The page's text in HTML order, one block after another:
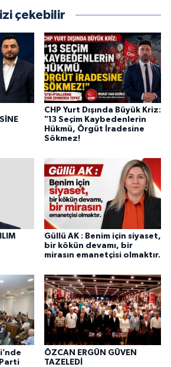
çekebilir
CHP Yurt Dışında Büyük Kriz:
"13 Seçim Kaybedenlerin
Hükmü, Örgüt İradesine
Sökmez!
Güllü AK : Benim için siyaset,
bir kökün devamı, bir
mirasın emanetçisi olmaktır.
ÖZCAN ERGÜN GÜVEN
TAZELEDİ